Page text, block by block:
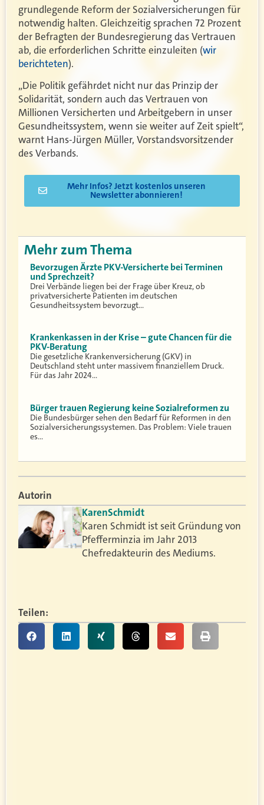
grundlegende Reform der Sozialversicherungen für
notwendig halten. Gleichzeitig sprachen 72 Prozent
der Befragten der Bundesregierung das Vertrauen
ab, die erforderlichen Schritte einzuleiten (wir
berichteten).
„Die Politik gefährdet nicht nur das Prinzip der
Solidarität, sondern auch das Vertrauen von
Millionen Versicherten und Arbeitgebern in unser
Gesundheitssystem, wenn sie weiter auf Zeit spielt“,
warnt Hans-Jürgen Müller, Vorstandsvorsitzender
des Verbands.
Mehr Infos? Jetzt kostenlos unseren
Newsletter abonnieren!
Mehr zum Thema
Bevorzugen Ärzte PKV-Versicherte bei Terminen
und Sprechzeit?
Drei Verbände liegen bei der Frage über Kreuz, ob
privatversicherte Patienten im deutschen
Gesundheitssystem bevorzugt…
Krankenkassen in der Krise – gute Chancen für die
PKV-Beratung
Die gesetzliche Krankenversicherung (GKV) in
Deutschland steht unter massivem finanziellem Druck.
Für das Jahr 2024…
Bürger trauen Regierung keine Sozialreformen zu
Die Bundesbürger sehen den Bedarf für Reformen in den
Sozialversicherungssystemen. Das Problem: Viele trauen
es…
Autorin
KarenSchmidt
Karen Schmidt ist seit Gründung von
Pfefferminzia im Jahr 2013
Chefredakteurin des Mediums.
Teilen: